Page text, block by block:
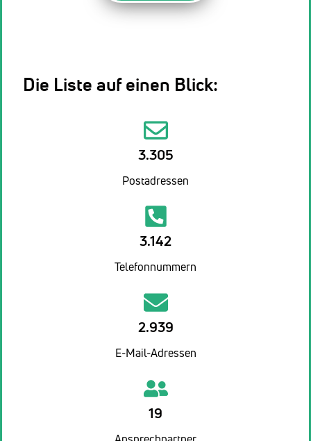
Die Liste auf einen Blick:
3.305
Postadressen
3.142
Telefonnummern
2.939
E-Mail-Adressen
19